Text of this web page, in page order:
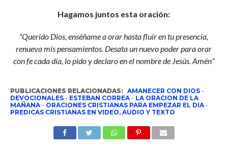
Hagamos juntos esta oración:
“Querido Dios, enséñame a orar hasta fluir en tu presencia,
renueva mis pensamientos. Desata un nuevo poder para orar
con fe cada día, lo pido y declaro en el nombre de Jesús. Amén”
PUBLICACIONES RELACIONADAS: AMANECER CON DIOS-
DEVOCIONALES- ESTEBAN CORREA- LA ORACION DE LA
MAÑANA- ORACIONES CRISTIANAS PARA EMPEZAR EL DIA-
PREDICAS CRISTIANAS EN VIDEO, AUDIO Y TEXTO